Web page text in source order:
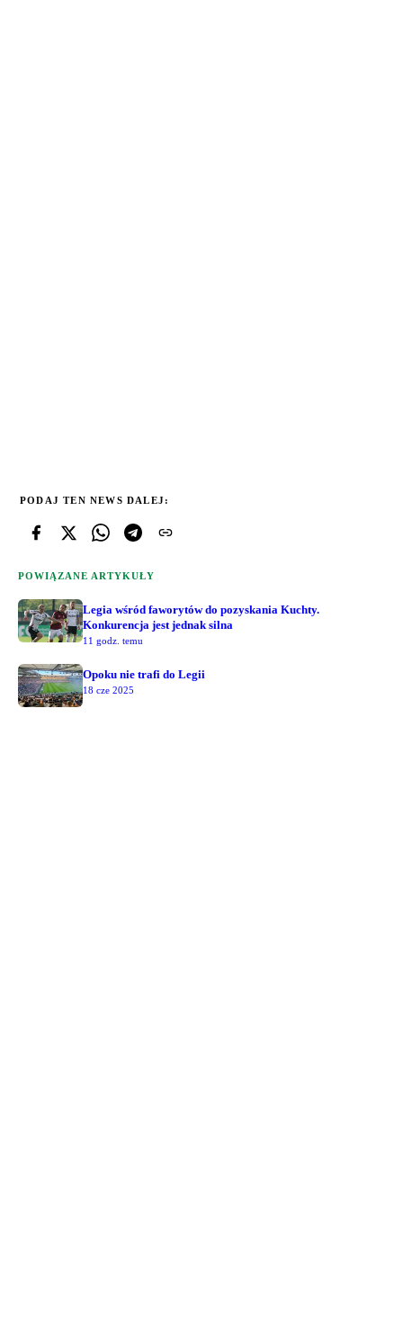
PODAJ TEN NEWS DALEJ:
POWIĄZANE ARTYKUŁY
Legia wśród faworytów do pozyskania Kuchty.
Konkurencja jest jednak silna
11 godz. temu
Opoku nie trafi do Legii
18 cze 2025